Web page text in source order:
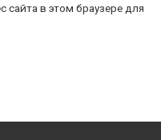
сайта в этом браузере для